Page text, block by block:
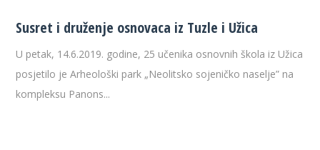
Susret i druženje osnovaca iz Tuzle i Užica
U petak, 14.6.2019. godine, 25 učenika osnovnih škola iz Užica
posjetilo je Arheološki park „Neolitsko sojeničko naselje” na
kompleksu Panons...